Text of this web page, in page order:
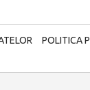
POLITICA